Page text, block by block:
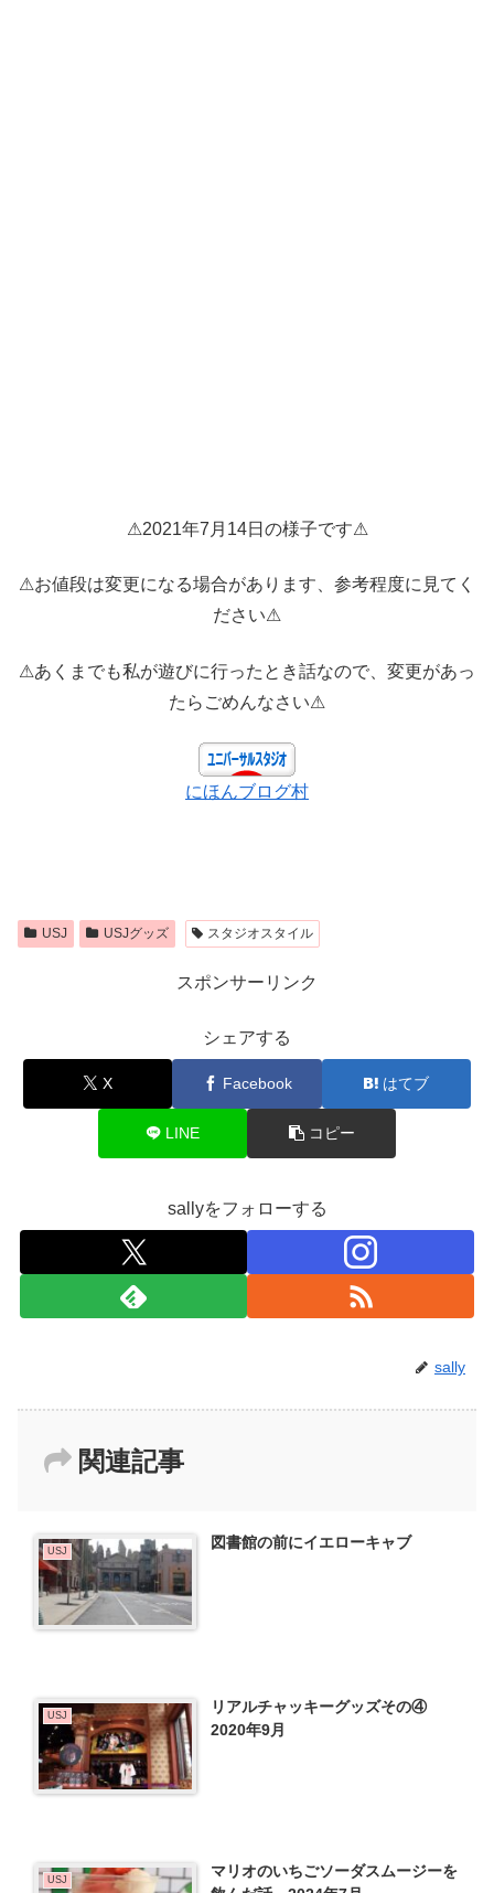
⚠2021年7月14日の様子です⚠
⚠お値段は変更になる場合があります、参考程度に見てく
ださい⚠
⚠あくまでも私が遊びに行ったとき話なので、変更があっ
たらごめんなさい⚠
にほんブログ村
USJ USJグッズ スタジオスタイル
スポンサーリンク
シェアする
X Facebook はてブ
LINE コピー
sallyをフォローする
sally
関連記事
USJ 図書館の前にイエローキャブ
USJ
リアルチャッキーグッズその④
2020年9月
USJ
マリオのいちごソーダスムージーを